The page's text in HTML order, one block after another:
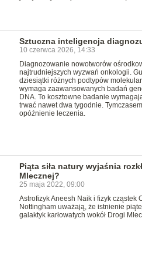
Sztuczna inteligencja
10 czerwca 2026, 14:33
Diagnozowanie nowotworów
najtrudniejszych wyzwań onkologii.
dziesiątki różnych podtypów
wymaga zaawansowanych badań
DNA. To kosztowne badanie
trwać nawet dwa tygodnie.
opóźnienie leczenia.
Piąta siła natury wyjaśnia
Mlecznej?
25 maja 2022, 09:00
Astrofizyk Aneesh Naik i fizyk cząstek
Nottingham uważają, że istnienie
galaktyk karłowatych wokół Drogi